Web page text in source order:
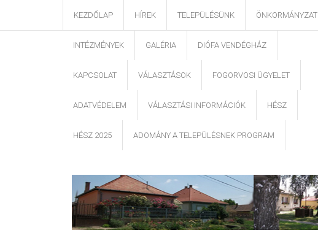
KEZDŐLAP HÍREK TELEPÜLÉSÜNK ÖNKORMÁNYZAT
INTÉZMÉNYEK GALÉRIA DIÓFA VENDÉGHÁZ
KAPCSOLAT VÁLASZTÁSOK FOGORVOSI ÜGYELET
ADATVÉDELEM VÁLASZTÁSI INFORMÁCIÓK HÉSZ
HÉSZ 2025 ADOMÁNY A TELEPÜLÉSNEK PROGRAM